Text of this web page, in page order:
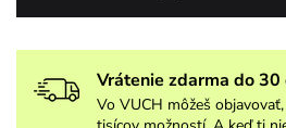
Vrátenie zdarma do 30
Vo VUCH môžeš